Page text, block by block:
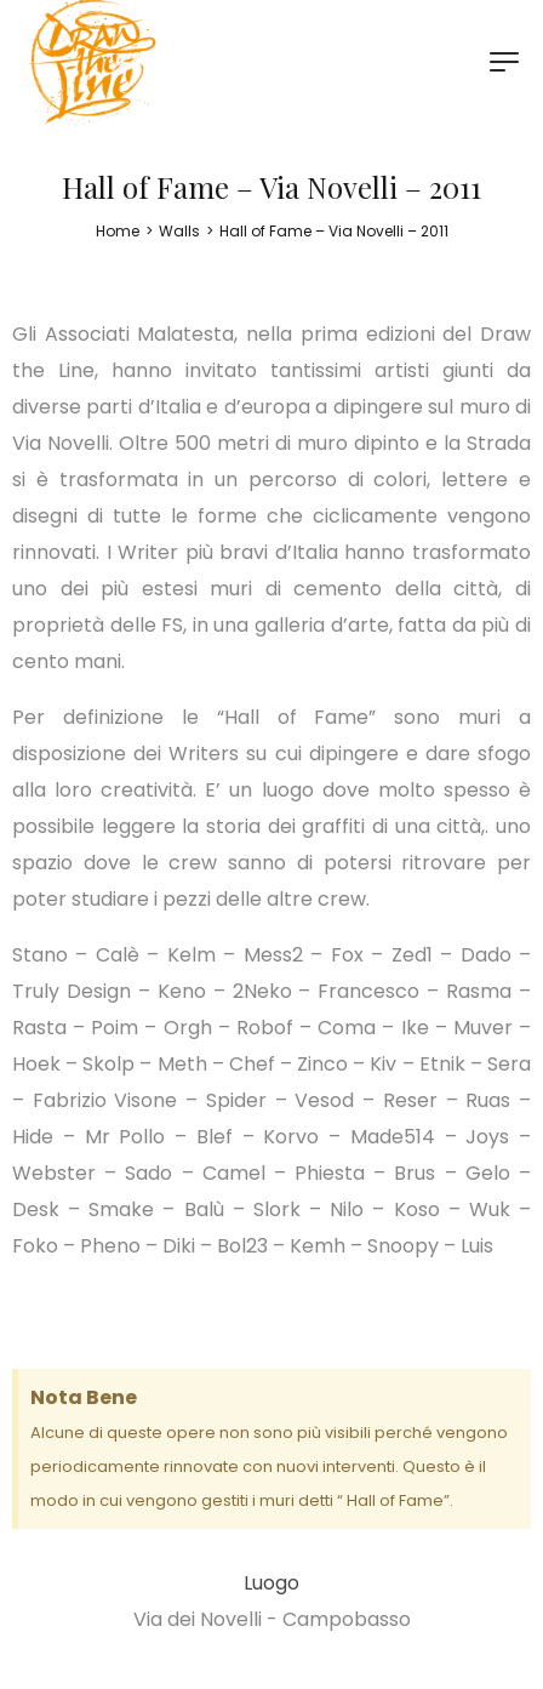
Hall of Fame – Via Novelli – 2011
Home > Walls > Hall of Fame – Via Novelli – 2011
Gli Associati Malatesta, nella prima edizioni del Draw
the Line, hanno invitato tantissimi artisti giunti da
diverse parti d’Italia e d’europa a dipingere sul muro di
Via Novelli. Oltre 500 metri di muro dipinto e la Strada
si è trasformata in un percorso di colori, lettere e
disegni di tutte le forme che ciclicamente vengono
rinnovati. I Writer più bravi d’Italia hanno trasformato
uno dei più estesi muri di cemento della città, di
proprietà delle FS, in una galleria d’arte, fatta da più di
cento mani.
Per definizione le “Hall of Fame” sono muri a
disposizione dei Writers su cui dipingere e dare sfogo
alla loro creatività. E’ un luogo dove molto spesso è
possibile leggere la storia dei graffiti di una città,. uno
spazio dove le crew sanno di potersi ritrovare per
poter studiare i pezzi delle altre crew.
Stano – Calè – Kelm – Mess2 – Fox – Zed1 – Dado –
Truly Design – Keno – 2Neko – Francesco – Rasma –
Rasta – Poim – Orgh – Robof – Coma – Ike – Muver –
Hoek – Skolp – Meth – Chef – Zinco – Kiv – Etnik – Sera
– Fabrizio Visone – Spider – Vesod – Reser – Ruas –
Hide – Mr Pollo – Blef – Korvo – Made514 – Joys –
Webster – Sado – Camel – Phiesta – Brus – Gelo –
Desk – Smake – Balù – Slork – Nilo – Koso – Wuk –
Foko – Pheno – Diki – Bol23 – Kemh – Snoopy – Luis
Nota Bene
Alcune di queste opere non sono più visibili perché vengono
periodicamente rinnovate con nuovi interventi. Questo è il
modo in cui vengono gestiti i muri detti “ Hall of Fame”.
Luogo
Via dei Novelli - Campobasso